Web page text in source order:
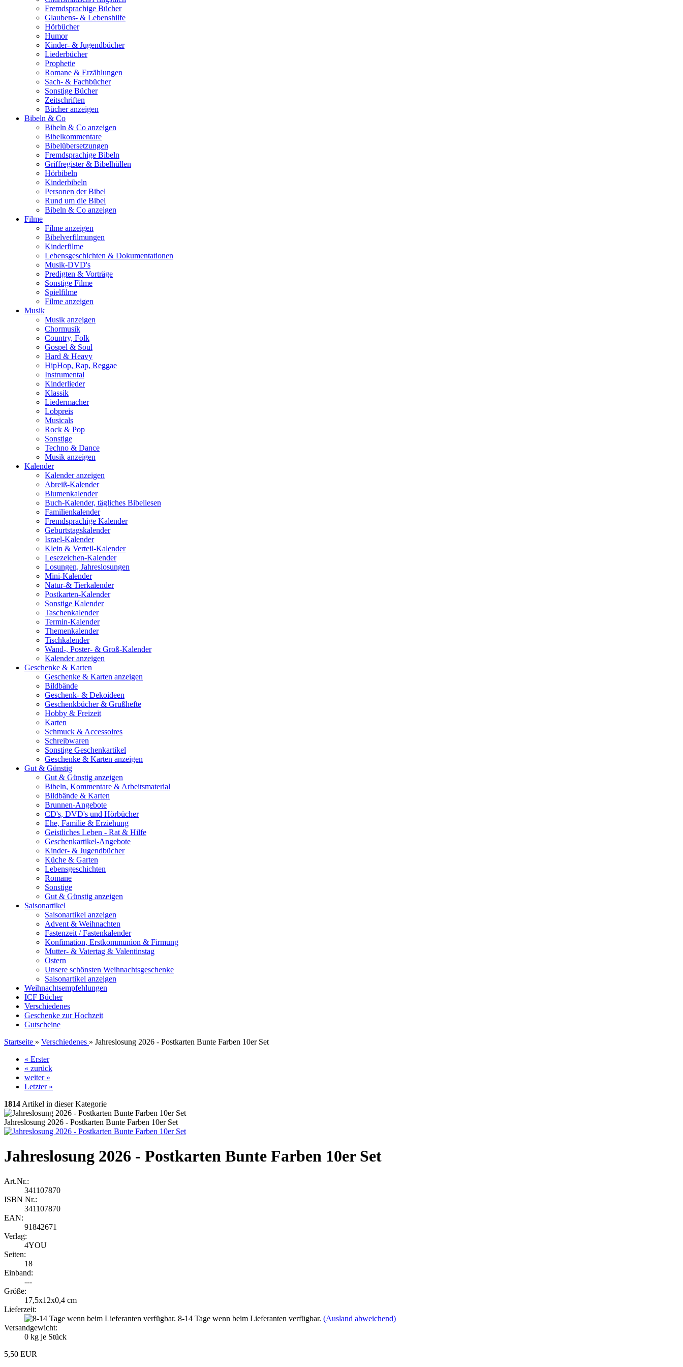
Fremdsprachige Bücher
Glaubens- & Lebenshilfe
Hörbücher
Humor
Kinder- & Jugendbücher
Liederbücher
Prophetie
Romane & Erzählungen
Sach- & Fachbücher
Sonstige Bücher
Zeitschriften
Bücher anzeigen
Bibeln & Co
Bibeln & Co anzeigen
Bibelkommentare
Bibelübersetzungen
Fremdsprachige Bibeln
Griffregister & Bibelhüllen
Hörbibeln
Kinderbibeln
Personen der Bibel
Rund um die Bibel
Bibeln & Co anzeigen
Filme
Filme anzeigen
Bibelverfilmungen
Kinderfilme
Lebensgeschichten & Dokumentationen
Musik-DVD's
Predigten & Vorträge
Sonstige Filme
Spielfilme
Filme anzeigen
Musik
Musik anzeigen
Chormusik
Country, Folk
Gospel & Soul
Hard & Heavy
HipHop, Rap, Reggae
Instrumental
Kinderlieder
Klassik
Liedermacher
Lobpreis
Musicals
Rock & Pop
Sonstige
Techno & Dance
Musik anzeigen
Kalender
Kalender anzeigen
Abreiß-Kalender
Blumenkalender
Buch-Kalender, tägliches Bibellesen
Familienkalender
Fremdsprachige Kalender
Geburtstagskalender
Israel-Kalender
Klein & Verteil-Kalender
Lesezeichen-Kalender
Losungen, Jahreslosungen
Mini-Kalender
Natur-& Tierkalender
Postkarten-Kalender
Sonstige Kalender
Taschenkalender
Termin-Kalender
Themenkalender
Tischkalender
Wand-, Poster- & Groß-Kalender
Kalender anzeigen
Geschenke & Karten
Geschenke & Karten anzeigen
Bildbände
Geschenk- & Dekoideen
Geschenkbücher & Grußhefte
Hobby & Freizeit
Karten
Schmuck & Accessoires
Schreibwaren
Sonstige Geschenkartikel
Geschenke & Karten anzeigen
Gut & Günstig
Gut & Günstig anzeigen
Bibeln, Kommentare & Arbeitsmaterial
Bildbände & Karten
Brunnen-Angebote
CD's, DVD's und Hörbücher
Ehe, Familie & Erziehung
Geistliches Leben - Rat & Hilfe
Geschenkartikel-Angebote
Kinder- & Jugendbücher
Küche & Garten
Lebensgeschichten
Romane
Sonstige
Gut & Günstig anzeigen
Saisonartikel
Saisonartikel anzeigen
Advent & Weihnachten
Fastenzeit / Fastenkalender
Konfimation, Erstkommunion & Firmung
Mutter- & Vatertag & Valentinstag
Ostern
Unsere schönsten Weihnachtsgeschenke
Saisonartikel anzeigen
Weihnachtsempfehlungen
ICF Bücher
Verschiedenes
Geschenke zur Hochzeit
Gutscheine
Startseite » Verschiedenes » Jahreslosung 2026 - Postkarten Bunte Farben 10er Set
« Erster
« zurück
weiter »
Letzter »
1814 Artikel in dieser Kategorie
Jahreslosung 2026 - Postkarten Bunte Farben 10er Set
Jahreslosung 2026 - Postkarten Bunte Farben 10er Set
Art.Nr.:
341107870
ISBN Nr.:
341107870
EAN:
91842671
Verlag:
4YOU
Seiten:
18
Einband:
---
Größe:
17,5x12x0,4 cm
Lieferzeit:
8-14 Tage wenn beim Lieferanten verfügbar. (Ausland abweichend)
Versandgewicht:
0 kg je Stück
5,50 EUR